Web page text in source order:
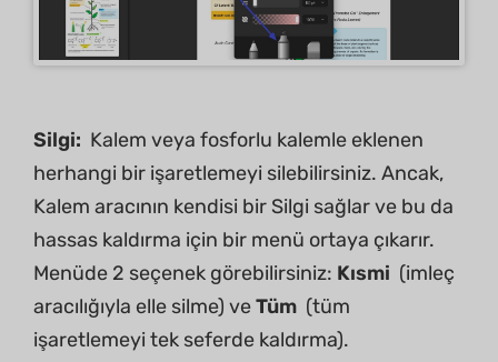
Silgi: Kalem veya fosforlu kalemle eklenen
herhangi bir işaretlemeyi silebilirsiniz. Ancak,
Kalem aracının kendisi bir Silgi sağlar ve bu da
hassas kaldırma için bir menü ortaya çıkarır.
Menüde 2 seçenek görebilirsiniz: Kısmi (imleç
aracılığıyla elle silme) veTüm (tüm
işaretlemeyi tek seferde kaldırma).